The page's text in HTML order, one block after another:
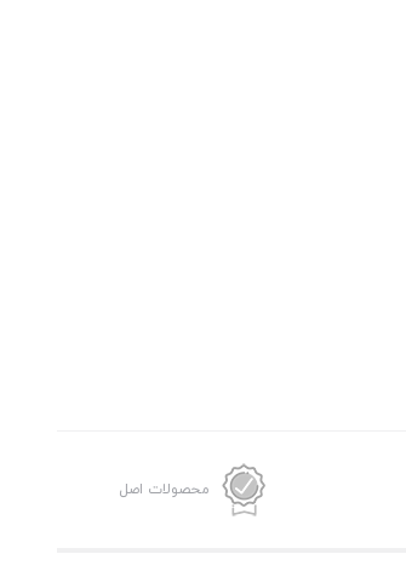
محصولات اصل